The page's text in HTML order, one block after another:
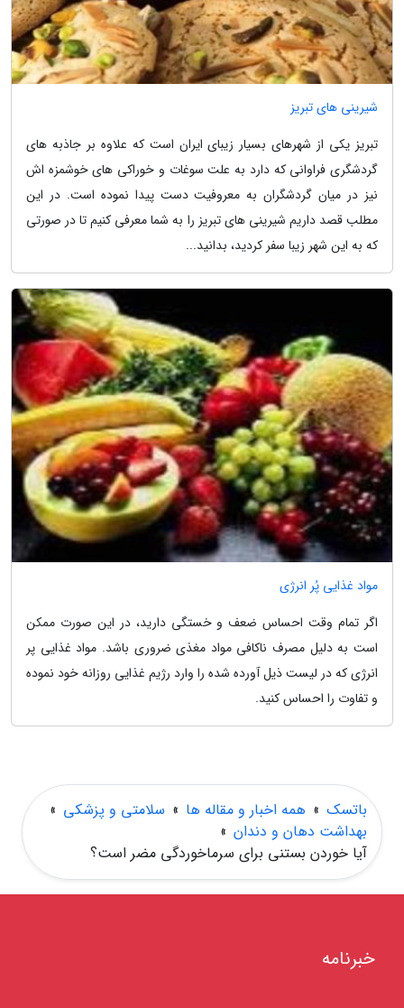
شیرینی های تبریز
تبریز یکی از شهرهای بسیار زیبای ایران است که علاوه بر جاذبه های
گردشگری فراوانی که دارد به علت سوغات و خوراکی های خوشمزه اش
نیز در میان گردشگران به معروفیت دست پیدا نموده است. در این
مطلب قصد داریم شیرینی های تبریز را به شما معرفی کنیم تا در صورتی
که به این شهر زیبا سفر کردید، بدانید...
مواد غذایی پُر انرژی
اگر تمام وقت احساس ضعف و خستگی دارید، در این صورت ممکن
است به دلیل مصرف ناکافی مواد مغذی ضروری باشد. مواد غذایی پر
انرژی که در لیست ذیل آورده شده را وارد رژیم غذایی روزانه خود نموده
و تفاوت را احساس کنید.
باتسک » همه اخبار و مقاله ها » سلامتی و پزشکی »
بهداشت دهان و دندان »
آیا خوردن بستنی برای سرماخوردگی مضر است؟
خبرنامه